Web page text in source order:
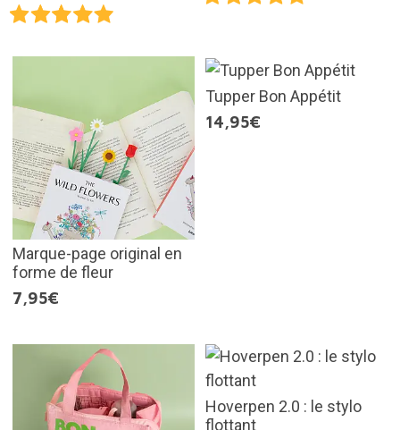
Marque-page original en
forme de fleur
7,95€
Tupper Bon Appétit
14,95€
Hoverpen 2.0 : le stylo
flottant